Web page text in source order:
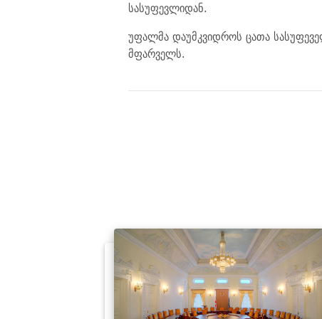
სასუფევლიდან.
უფალმა დაუმკვიდროს ცათა
მფარველს.